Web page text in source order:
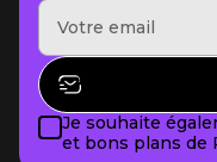
Je souhaite
et bons plans de